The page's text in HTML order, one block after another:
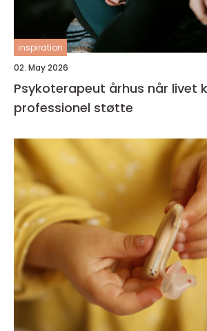
inspiration
02. May 2026
Psykoterapeut århus når livet kalder på
professionel støtte